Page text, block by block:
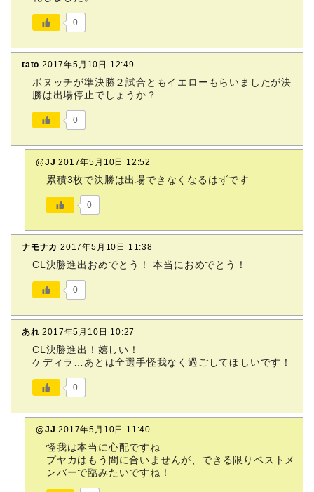
0
tato 2017年5月10日 12:49
ボヌッチが準決勝２試合ともイエローもらいましたが決
勝は出場停止でしょうか？
0
@JJ 2017年5月10日 12:52
累積3枚で決勝は出場できなくなるはずです
0
ナモナカ 2017年5月10日 11:38
CL決勝進出おめでとう！ 本当におめでとう！
0
あれ 2017年5月10日 10:27
CL決勝進出！嬉しい！
ケディラ…あとは全選手怪我なく過ごしてほしいです！
0
@JJ 2017年5月10日 11:40
怪我は本当に心配ですね
プヤカはもう間に合いませんが、できる限りベストメ
ンバーで臨みたいですね！